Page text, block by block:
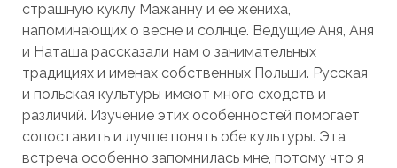
страшную куклу Мажанну и её жениха,
напоминающих о весне и солнце. Ведущие Аня, Аня
и Наташа рассказали нам о занимательных
традициях и именах собственных Польши. Русская
и польская культуры имеют много сходств и
различий. Изучение этих особенностей помогает
сопоставить и лучше понять обе культуры. Эта
встреча особенно запомнилась мне, потому что я